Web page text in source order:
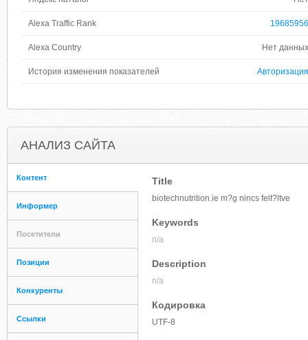
Alexa Traffic Rank 19685956
Alexa Country Нет данных
История изменения показателей Авторизация
АНАЛИЗ САЙТА
Контент
Информер
Посетители
Позиции
Конкуренты
Ссылки
Title
biotechnutrition.ie m?g nincs felt?ltve
Keywords
n/a
Description
n/a
Кодировка
UTF-8